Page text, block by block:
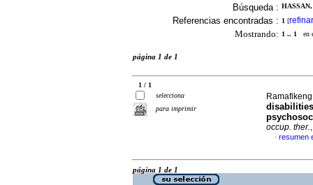
Búsqueda :
Referencias encontradas : 1 [refinar
Mostrando: 1 .. 1 en
página 1 de 1
1 / 1
selecciona
para imprimir
occup. ther.
· resumen
página 1 de 1